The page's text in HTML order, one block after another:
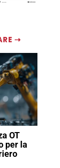
⇢
OT
per la